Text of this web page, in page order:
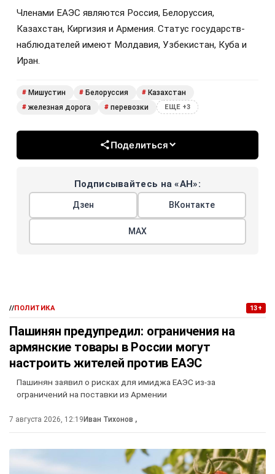
Членами ЕАЭС являются Россия, Белоруссия,
Казахстан, Киргизия и Армения. Статус государств-
наблюдателей имеют Молдавия, Узбекистан, Куба и
Иран.
# Мишустин # Белоруссия # Казахстан
# железная дорога # перевозки ЕЩЕ +3
Поделиться
Подписывайтесь на «АН»:
Дзен ВКонтакте
МАХ
//ПОЛИТИКА 13+
Пашинян предупредил: ограничения на
армянские товары в России могут
настроить жителей против ЕАЭС
Пашинян заявил о рисках для имиджа ЕАЭС из-за
ограничений на поставки из Армении
7 августа 2026, 12:19Иван Тихонов ,